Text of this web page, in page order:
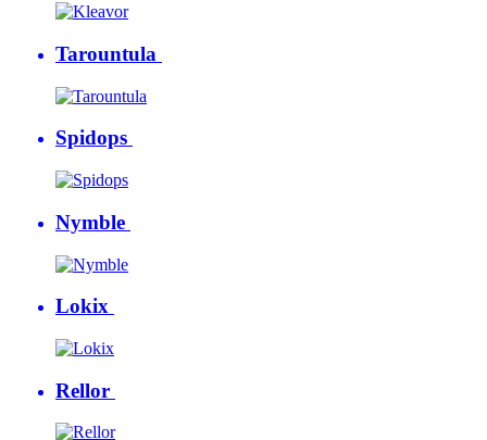
Tarountula
Spidops
Nymble
Lokix
Rellor